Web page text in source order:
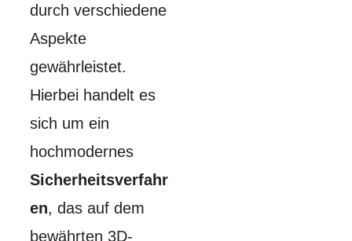
durch verschiedene
Aspekte
gewährleistet.
Hierbei handelt es
sich um ein
hochmodernes
Sicherheitsverfahr
en, das auf dem
bewährten 3D-